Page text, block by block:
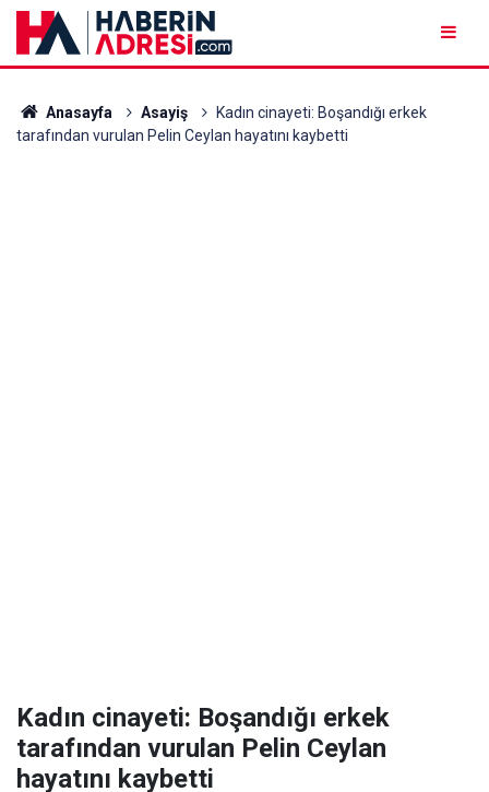
Anasayfa Asayiş
Kadın cinayeti: Boşandığı erkek
tarafından vurulan Pelin Ceylan hayatını kaybetti
Kadın cinayeti: Boşandığı erkek
tarafından vurulan Pelin Ceylan
hayatını kaybetti